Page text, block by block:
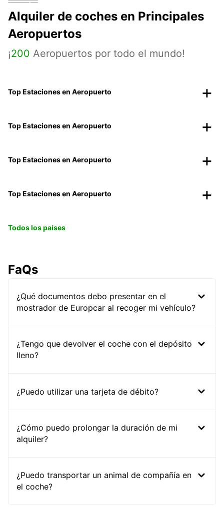
Alquiler de coches en Principales
Aeropuertos
¡200 Aeropuertos por todo el mundo!
Top Estaciones en Aeropuerto
Top Estaciones en Aeropuerto
Top Estaciones en Aeropuerto
Top Estaciones en Aeropuerto
Todos los países
FaQs
¿Qué documentos debo presentar en el
mostrador de Europcar al recoger mi vehículo?
¿Tengo que devolver el coche con el depósito
lleno?
¿Puedo utilizar una tarjeta de débito?
¿Cómo puedo prolongar la duración de mi
alquiler?
¿Puedo transportar un animal de compañía en
el coche?